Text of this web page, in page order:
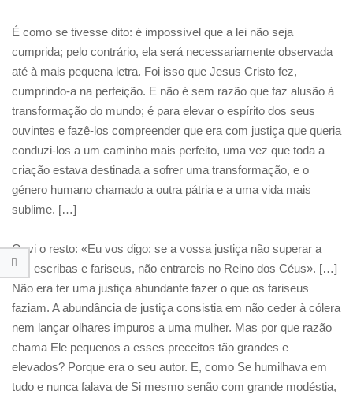
É como se tivesse dito: é impossível que a lei não seja
cumprida; pelo contrário, ela será necessariamente observada
até à mais pequena letra. Foi isso que Jesus Cristo fez,
cumprindo-a na perfeição. E não é sem razão que faz alusão à
transformação do mundo; é para elevar o espírito dos seus
ouvintes e fazê-los compreender que era com justiça que queria
conduzi-los a um caminho mais perfeito, uma vez que toda a
criação estava destinada a sofrer uma transformação, e o
género humano chamado a outra pátria e a uma vida mais
sublime. […]
Ouvi o resto: «Eu vos digo: se a vossa justiça não superar a
dos escribas e fariseus, não entrareis no Reino dos Céus». […]
Não era ter uma justiça abundante fazer o que os fariseus
faziam. A abundância de justiça consistia em não ceder à cólera
nem lançar olhares impuros a uma mulher. Mas por que razão
chama Ele pequenos a esses preceitos tão grandes e
elevados? Porque era o seu autor. E, como Se humilhava em
tudo e nunca falava de Si mesmo senão com grande modéstia,